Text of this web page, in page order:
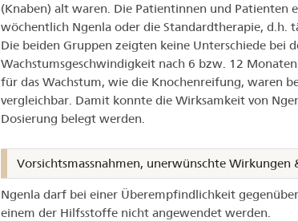
(Knaben) alt waren. Die Patientinnen und Patienten
wöchentlich Ngenla oder die Standardtherapie, d.h.
Die beiden Gruppen zeigten keine Unterschiede bei
Wachstumsgeschwindigkeit nach 6 bzw. 12
für das Wachstum, wie die Knochenreifung, waren
vergleichbar. Damit konnte die Wirksamkeit von
Dosierung belegt werden.
Vorsichtsmassnahmen, unerwünschte Wirkungen
Ngenla darf bei einer Überempfindlichkeit
einem der Hilfsstoffe nicht angewendet werden.